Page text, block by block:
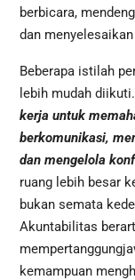
berbicara,
dan
Beberapa istilah
lebih mudah diikuti.
kerja untuk
berkomunikasi,
dan mengelola
ruang lebih besar
bukan semata
Akuntabilitas
kemampuan